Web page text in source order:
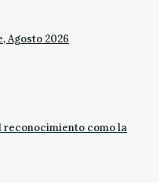
Agosto 2026
reconocimiento como la